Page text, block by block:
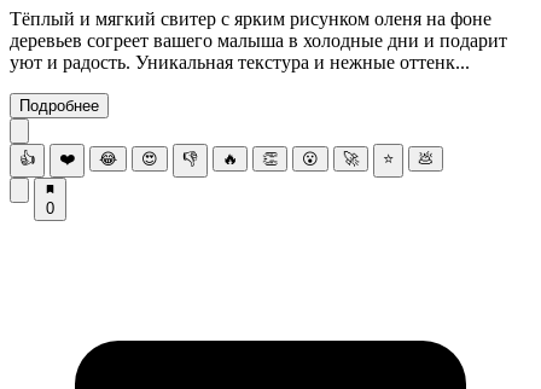
Тёплый и мягкий свитер с ярким рисунком оленя на фоне
деревьев согреет вашего малыша в холодные дни и подарит
уют и радость. Уникальная текстура и нежные оттенк...
Подробнее
👍 ❤️ 😂 😍 👎 🔥 👏 😮 🚀 ⭐ 💩
0